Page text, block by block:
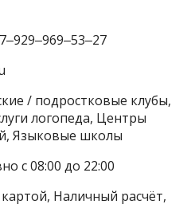
/ подростковые клубы,
логопеда, Центры
Языковые школы
с 08:00 до 22:00
Наличный расчёт,